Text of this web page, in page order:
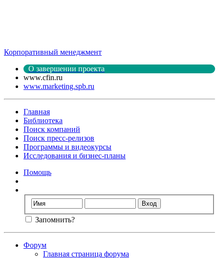
Корпоративный менеджмент
О завершении проекта
www.cfin.ru
www.marketing.spb.ru
Главная
Библиотека
Поиск компаний
Поиск пресс-релизов
Программы и видеокурсы
Исследования и бизнес-планы
Помощь
Запомнить?
Форум
Главная страница форума